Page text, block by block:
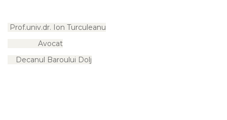
Prof.univ.dr. Ion Turculeanu
Avocat
Decanul Baroului Dolj